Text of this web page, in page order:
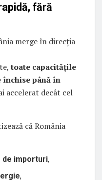
fără
merge în direcția
toate capacitățile
închise până în
decât cel
că România
de importuri,
,